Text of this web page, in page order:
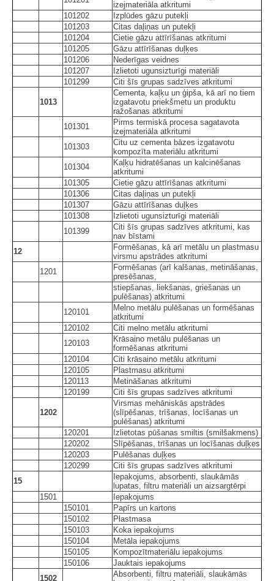
izejmateriāla atkritumi
101202
Izplūdes gāzu putekļi
101203
Citas daļiņas un putekļi
101204
Cietie gāzu attīrīšanas atkritumi
101205
Gāzu attīrīšanas duļķes
101206
Nederīgas veidnes
101207
Izlietoti ugunsizturīgi materiāli
101299
Citi šīs grupas sadzīves atkritumi
1013
Cementa, kaļķu un ģipša, kā arī no tiem
izgatavotu priekšmetu un produktu
ražošanas atkritumi
101301
Pirms termiskā procesa sagatavota
izejmateriāla atkritumi
101303
Citu uz cementa bāzes izgatavotu
kompozīta materiālu atkritumi
101304
Kaļķu hidratēšanas un kalcinēšanas
atkritumi
101305
Cietie gāzu attīrīšanas atkritumi
101306
Citas daļiņas un putekļi
101307
Gāzu attīrīšanas duļķes
101308
Izlietoti ugunsizturīgi materiāli
101399
Citi šīs grupas sadzīves atkritumi, kas
nav bīstami
12
Formēšanas, kā arī metālu un plastmasu
virsmu apstrādes atkritumi
1201
Formēšanas (arī kalšanas, metināšanas,
presēšanas,
stiepšanas, liekšanas, griešanas un
pulēšanas) atkritumi
120101
Melno metālu pulēšanas un formēšanas
atkritumi
120102
Citi melno metālu atkritumi
120103
Krāsaino metālu pulēšanas un
formēšanas atkritumi
120104
Citi krāsaino metālu atkritumi
120105
Plastmasu atkritumi
120113
Metināšanas atkritumi
120199
Citi šīs grupas sadzīves atkritumi
1202
Virsmas mehāniskās apstrādes
(slīpēšanas, trīšanas, locīšanas un
pulēšanas) atkritumi
120201
Izlietotas pūšanas smiltis (smilšakmens)
120202
Slīpēšanas, trīšanas un locīšanas duļķes
120203
Pulēšanas duļķes
120299
Citi šīs grupas sadzīves atkritumi
15
Iepakojums, absorbenti, slaukāmās
lupatas, filtru materiāli un aizsargtērpi
1501
Iepakojums
150101
Papīrs un kartons
150102
Plastmasa
150103
Koka iepakojums
150104
Metāla iepakojums
150105
Kompozītmateriālu iepakojums
150106
Jauktais iepakojums
1502
Absorbenti, filtru materiāli, slaukāmās